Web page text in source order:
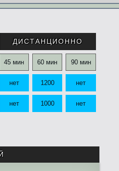
ДИСТАНЦИОННО
45 мин 60 мин 90 мин
нет 1200 нет
нет 1000 нет